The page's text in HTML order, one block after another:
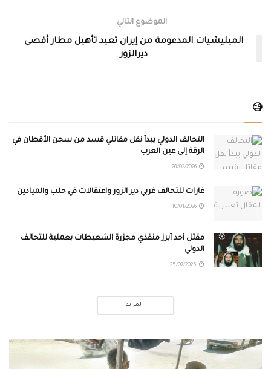
الموضوع التالي
الميليشيات المدعومة من إيران تعيد تأهيل مطار أقصى
ديرالزور
🧐
التحالف الدولي يبدأ نقل مقاتلي قسد من سجن الأقطان في
الرقة إلى عين العرب
غارات للتحالف غربي دير الزور واعتقالات في حلب والميادين
مقتل أحد أبرز منفّذي مجزرة الشعيطات بعملية للتحالف
الدولي
المزيد